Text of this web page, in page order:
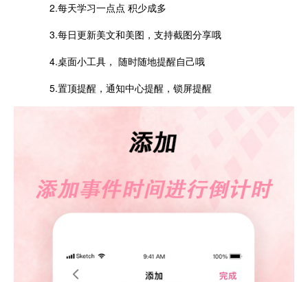
2.每天学习一点点 积少成多
3.每日更新美文和美图，支持截图分享哦
4.桌面小工具， 随时随地提醒自己哦
5.置顶提醒，通知中心提醒，锁屏提醒